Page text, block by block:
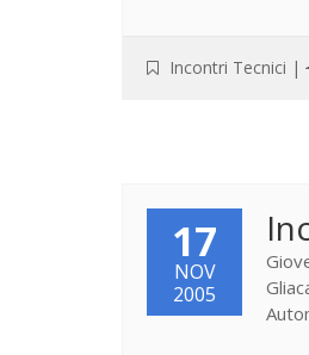
Incontri Tecnici |
17
NOV
2005